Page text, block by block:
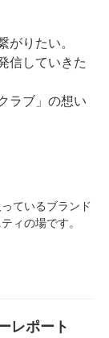
がりたい。
信していきた
ラブ」の想い
ているブランド
ィの場です。
レポート